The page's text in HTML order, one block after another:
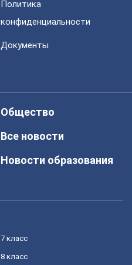
Политика
конфиденциальности
Документы
Общество
Все новости
Новости образования
7 класс
8 класс